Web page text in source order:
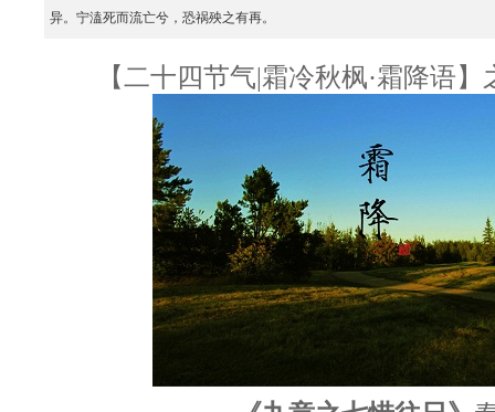
异。宁溘死而流亡兮，恐祸殃之有再。
【二十四节气|霜冷秋枫·霜降语】